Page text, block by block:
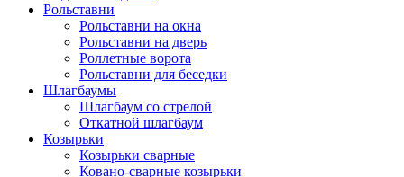
Рольставни
Рольставни на окна
Рольставни на дверь
Роллетные ворота
Рольставни для беседки
Шлагбаумы
Шлагбаум со стрелой
Откатной шлагбаум
Козырьки
Козырьки сварные
Ковано-сварные козырьки